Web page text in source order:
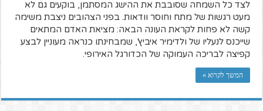
לצד כל השמחה שסובבת את ההישג המסתמן, בוקעים גם לא
מעט רגשות של מתח וחוסר וודאות. בפני הצהובים ניצבת משימה
קשה לא פחות לקראת העונה הבאה: מציאת האדם המתאים
שייכנס לנעליו של ולדימיר איביץ', שמבחינתו כנראה מעוניין לבצע
קפיצה לבריכה העמוקה של הכדורגל האירופי.
המשך לקרוא »